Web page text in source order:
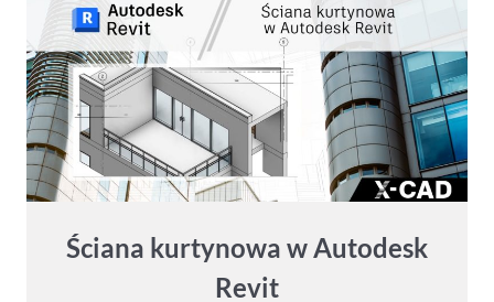
DLA
PROCESU
Ściana kurtynowa w Autodesk
Revit